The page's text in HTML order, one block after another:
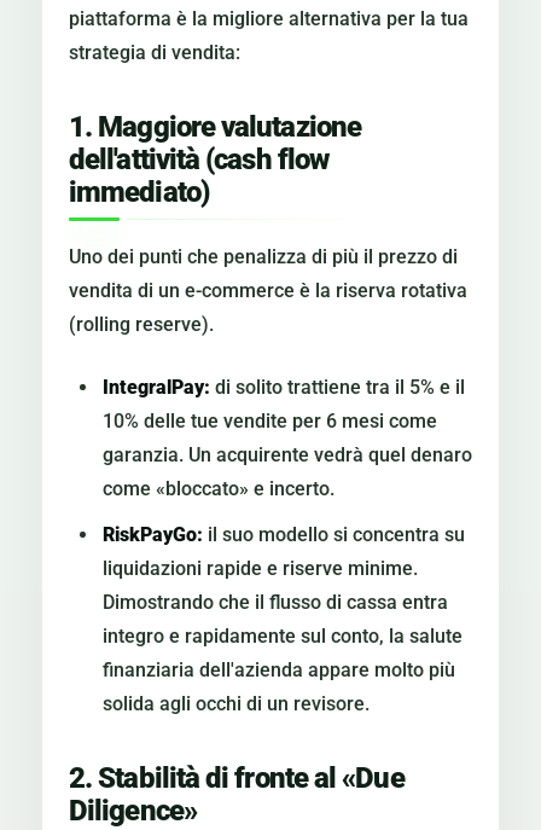
piattaforma è la migliore alternativa per la tua
strategia di vendita:
1. Maggiore valutazione
dell'attività (cash flow
immediato)
Uno dei punti che penalizza di più il prezzo di
vendita di un e-commerce è la riserva rotativa
(rolling reserve).
IntegralPay: di solito trattiene tra il 5% e il
10% delle tue vendite per 6 mesi come
garanzia. Un acquirente vedrà quel denaro
come «bloccato» e incerto.
RiskPayGo: il suo modello si concentra su
liquidazioni rapide e riserve minime.
Dimostrando che il flusso di cassa entra
integro e rapidamente sul conto, la salute
finanziaria dell'azienda appare molto più
solida agli occhi di un revisore.
2. Stabilità di fronte al «Due
Diligence»